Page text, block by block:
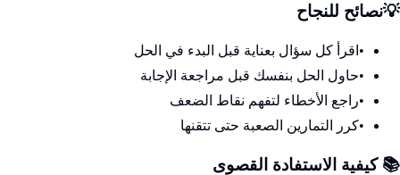
💡نصائح للنجاح
• اقرأ كل سؤال بعناية قبل البدء في الحل
•حاول الحل بنفسك قبل مراجعة الإجابة
•راجع الأخطاء لتفهم نقاط الضعف
•كرر التمارين الصعبة حتى تتقنها
📚 كيفية الاستفادة القصوى